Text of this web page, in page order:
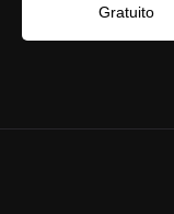
Gratuito